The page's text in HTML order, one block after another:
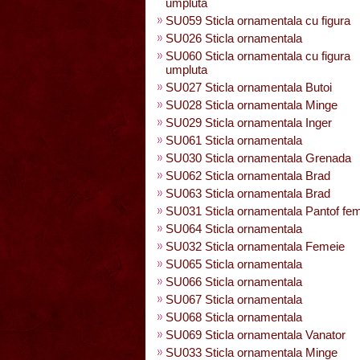
umpluta
SU059 Sticla ornamentala cu figura
SU026 Sticla ornamentala
SU060 Sticla ornamentala cu figura
umpluta
SU027 Sticla ornamentala Butoi
SU028 Sticla ornamentala Minge
SU029 Sticla ornamentala Inger
SU061 Sticla ornamentala
SU030 Sticla ornamentala Grenada
SU062 Sticla ornamentala Brad
SU063 Sticla ornamentala Brad
SU031 Sticla ornamentala Pantof
SU064 Sticla ornamentala
SU032 Sticla ornamentala Femeie
SU065 Sticla ornamentala
SU066 Sticla ornamentala
SU067 Sticla ornamentala
SU068 Sticla ornamentala
SU069 Sticla ornamentala Vanator
SU033 Sticla ornamentala Minge